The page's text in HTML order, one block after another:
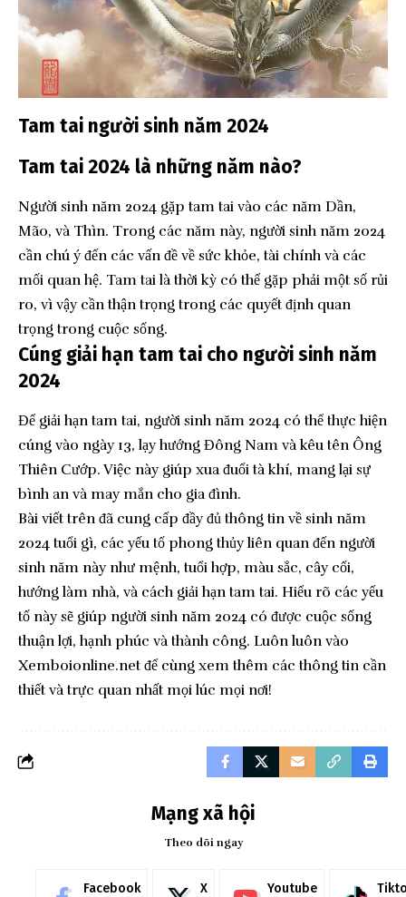
Tam tai người sinh năm 2024
Tam tai 2024 là những năm nào?
Người sinh năm 2024 gặp tam tai vào các năm Dần,
Mão, và Thìn. Trong các năm này, người sinh năm 2024
cần chú ý đến các vấn đề về sức khỏe, tài chính và các
mối quan hệ. Tam tai là thời kỳ có thể gặp phải một số rủi
ro, vì vậy cần thận trọng trong các quyết định quan
trọng trong cuộc sống.
Cúng giải hạn tam tai cho người sinh năm
2024
Để giải hạn tam tai, người sinh năm 2024 có thể thực hiện
cúng vào ngày 13, lạy hướng Đông Nam và kêu tên Ông
Thiên Cướp. Việc này giúp xua đuổi tà khí, mang lại sự
bình an và may mắn cho gia đình.
Bài viết trên đã cung cấp đầy đủ thông tin về sinh năm
2024 tuổi gì, các yếu tố phong thủy liên quan đến người
sinh năm này như mệnh, tuổi hợp, màu sắc, cây cối,
hướng làm nhà, và cách giải hạn tam tai. Hiểu rõ các yếu
tố này sẽ giúp người sinh năm 2024 có được cuộc sống
thuận lợi, hạnh phúc và thành công. Luôn luôn vào
Xemboionline.netđể cùng xem thêm các thông tin cần
thiết và trực quan nhất mọi lúc mọi nơi!
Mạng xã hội
Theo dõi ngay
Facebook X Youtube